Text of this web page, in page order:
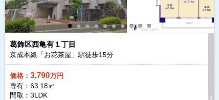
葛飾区西亀有１丁目
京成本線「お花茶屋」駅徒歩15分
価格： 3,790万円
専有：63.18㎡
間取：3LDK